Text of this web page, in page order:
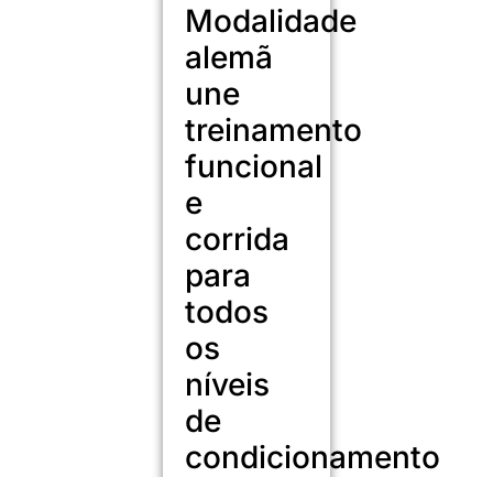
Modalidade
alemã
une
treinamento
funcional
e
corrida
para
todos
os
níveis
de
condicionamento